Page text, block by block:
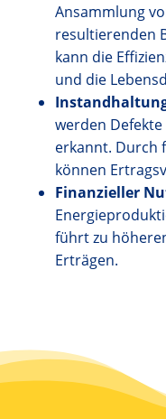
Ansammlung
resultierenden
kann die
und die
werden
erkannt. Durch
können
Finanzieller
führt zu
Erträgen.